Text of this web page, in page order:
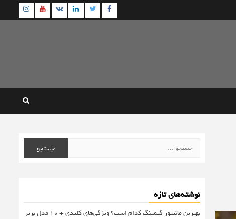
Facebook
Twitter
Linkedin
VK
برای:
نوشته‌های تازه
بهترین مانیتور گیمینگ کدام است؟ ویژگی‌های کلیدی + 10 مدل برتر